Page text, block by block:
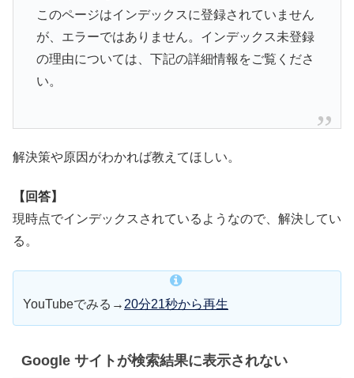
このページはインデックスに登録されていません
が、エラーではありません。インデックス未登録
の理由については、下記の詳細情報をご覧くださ
い。
解決策や原因がわかれば教えてほしい。
【回答】
現時点でインデックスされているようなので、解決してい
る。
YouTubeでみる→ 20分21秒から再生
Google サイトが検索結果に表示されない